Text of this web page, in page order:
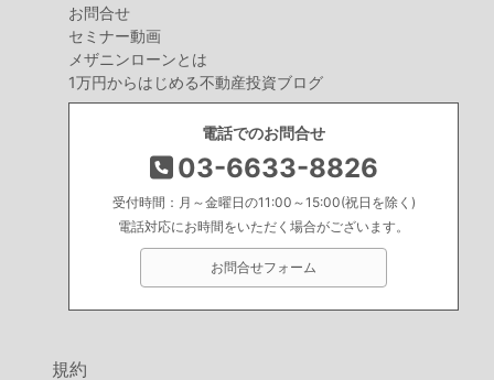
お問合せ
セミナー動画
メザニンローンとは
1万円からはじめる不動産投資ブログ
電話でのお問合せ
03-6633-8826
受付時間：月～金曜日の11:00～15:00(祝日を除く)
電話対応にお時間をいただく場合がございます。
お問合せフォーム
規約